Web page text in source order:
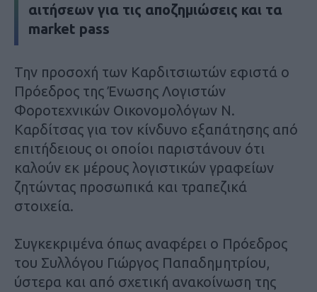
αιτήσεων για τις αποζημιώσεις και τα
market pass
Την προσοχή των Καρδιτσιωτών εφιστά ο
Πρόεδρος της Ένωσης Λογιστών
Φοροτεχνικών Οικονομολόγων Ν.
Καρδίτσας για τον κίνδυνο εξαπάτησης από
επιτήδειους οι οποίοι παριστάνουν ότι
καλούν εκ μέρους λογιστικών γραφείων
ζητώντας προσωπικά και τραπεζικά
στοιχεία.
Συγκεκριμένα όπως αναφέρει ο Πρόεδρος
του Συλλόγου Γιώργος Παπαδημητρίου,
ύστερα και από σχετική ανακοίνωση της